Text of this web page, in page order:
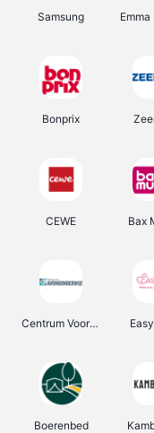
Samsung
Bonprix
CEWE Bax
Centrum Voor Avondonderwijs
Boerenbed